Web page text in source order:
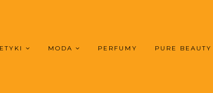
MODA PERFUMY PURE BEAUTY